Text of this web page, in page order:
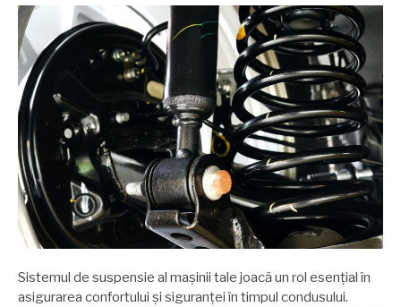
Sistemul de suspensie al mașinii tale joacă un rol esențial în
asigurarea confortului și siguranței în timpul condusului.